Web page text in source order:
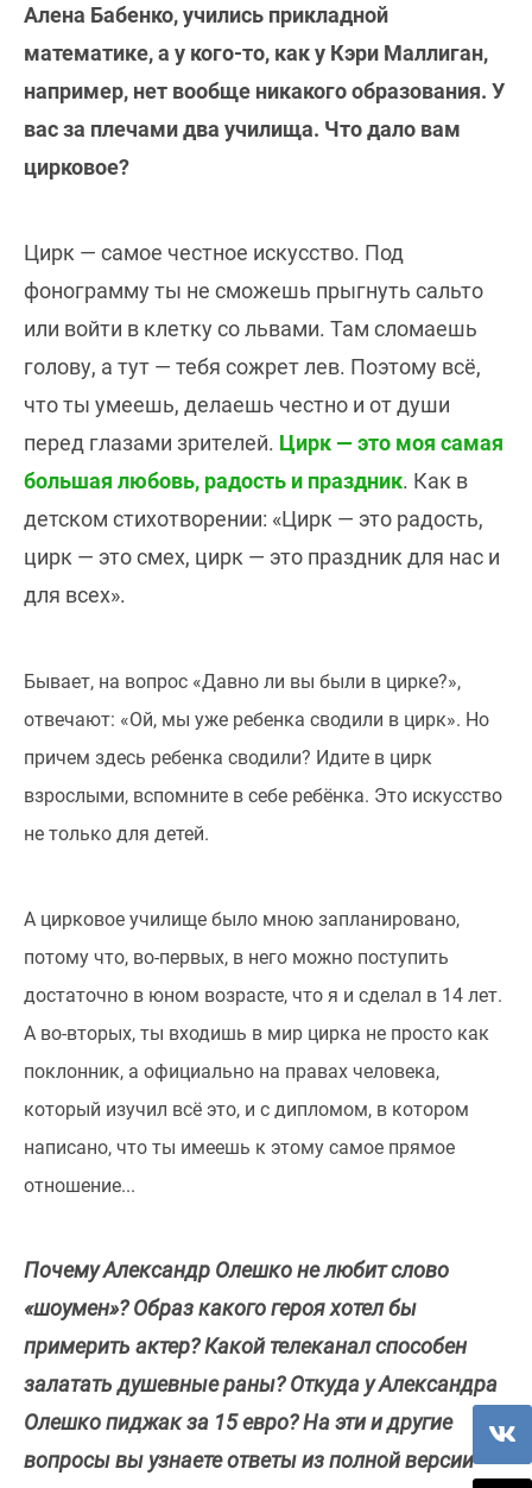
Алена Бабенко, учились прикладной
математике, а у кого-то, как у Кэри Маллиган,
например, нет вообще никакого образования. У
вас за плечами два училища. Что дало вам
цирковое?
Цирк — самое честное искусство. Под
фонограмму ты не сможешь прыгнуть сальто
или войти в клетку со львами. Там сломаешь
голову, а тут — тебя сожрет лев. Поэтому всё,
что ты умеешь, делаешь честно и от души
перед глазами зрителей. Цирк — это моя самая
большая любовь, радость и праздник. Как в
детском стихотворении: «Цирк — это радость,
цирк — это смех, цирк — это праздник для нас и
для всех».
Бывает, на вопрос «Давно ли вы были в цирке?»,
отвечают: «Ой, мы уже ребенка сводили в цирк». Но
причем здесь ребенка сводили? Идите в цирк
взрослыми, вспомните в себе ребёнка. Это искусство
не только для детей.
А цирковое училище было мною запланировано,
потому что, во-первых, в него можно поступить
достаточно в юном возрасте, что я и сделал в 14 лет.
А во-вторых, ты входишь в мир цирка не просто как
поклонник, а официально на правах человека,
который изучил всё это, и с дипломом, в котором
написано, что ты имеешь к этому самое прямое
отношение...
Почему Александр Олешко не любит слово
«шоумен»? Образ какого героя хотел бы
примерить актер? Какой телеканал способен
залатать душевные раны? Откуда у Александра
Олешко пиджак за 15 евро? На эти и другие
вопросы вы узнаете ответы из полной версии